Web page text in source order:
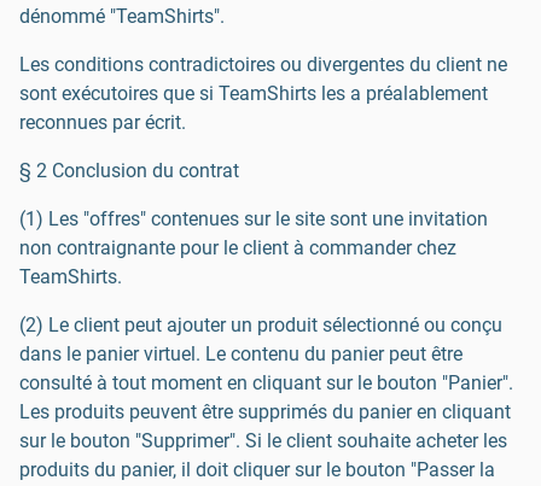
dénommé "TeamShirts".
Les conditions contradictoires ou divergentes du client ne
sont exécutoires que si TeamShirts les a préalablement
reconnues par écrit.
§ 2 Conclusion du contrat
(1) Les "offres" contenues sur le site sont une invitation
non contraignante pour le client à commander chez
TeamShirts.
(2) Le client peut ajouter un produit sélectionné ou conçu
dans le panier virtuel. Le contenu du panier peut être
consulté à tout moment en cliquant sur le bouton "Panier".
Les produits peuvent être supprimés du panier en cliquant
sur le bouton "Supprimer". Si le client souhaite acheter les
produits du panier, il doit cliquer sur le bouton "Passer la